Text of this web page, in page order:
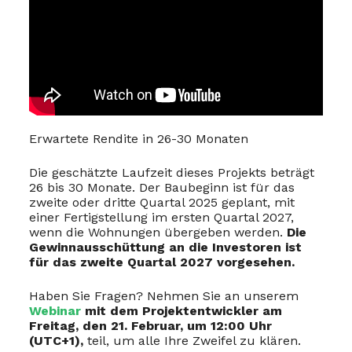
Erwartete Rendite in 26-30 Monaten
Die geschätzte Laufzeit dieses Projekts beträgt
26 bis 30 Monate. Der Baubeginn ist für das
zweite oder dritte Quartal 2025 geplant, mit
einer Fertigstellung im ersten Quartal 2027,
wenn die Wohnungen übergeben werden. Die
Gewinnausschüttung an die Investoren ist
für das zweite Quartal 2027 vorgesehen.
Haben Sie Fragen? Nehmen Sie an unserem
Webinarmit dem Projektentwickler am
Freitag, den 21. Februar, um 12:00 Uhr
(UTC+1),teil, um alle Ihre Zweifel zu klären.